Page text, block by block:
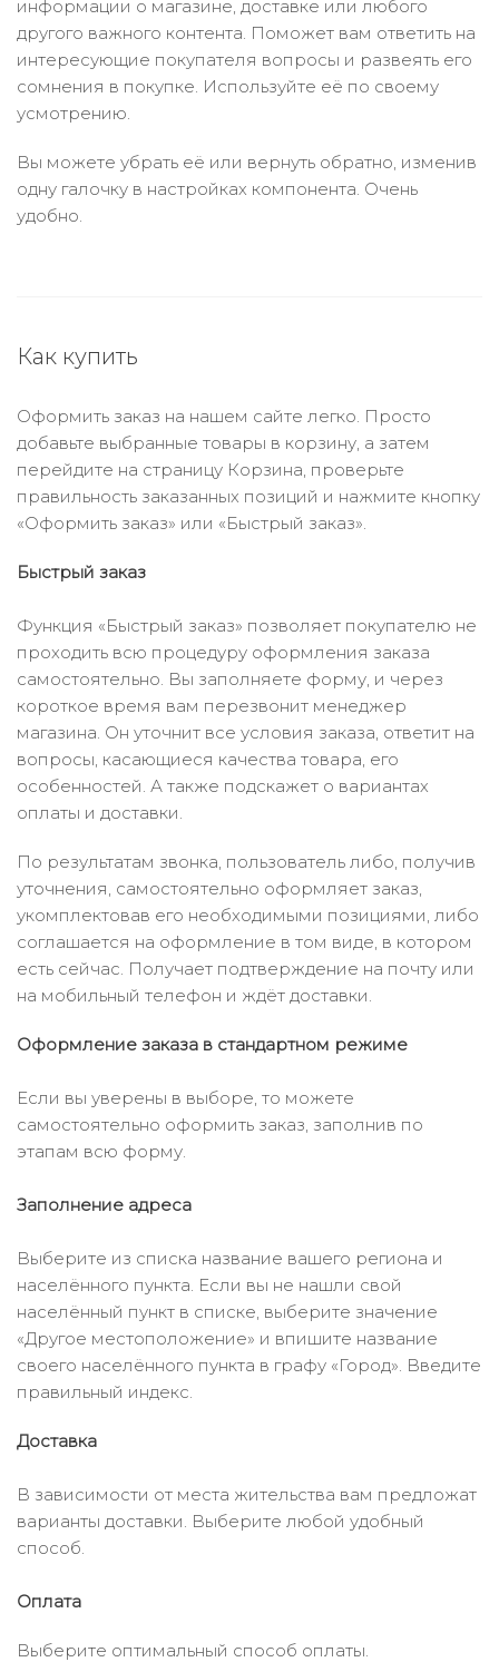
информации о магазине, доставке или любого
другого важного контента. Поможет вам ответить на
интересующие покупателя вопросы и развеять его
сомнения в покупке. Используйте её по своему
усмотрению.
Вы можете убрать её или вернуть обратно, изменив
одну галочку в настройках компонента. Очень
удобно.
Как купить
Оформить заказ на нашем сайте легко. Просто
добавьте выбранные товары в корзину, а затем
перейдите на страницу Корзина, проверьте
правильность заказанных позиций и нажмите кнопку
«Оформить заказ» или «Быстрый заказ».
Быстрый заказ
Функция «Быстрый заказ» позволяет покупателю не
проходить всю процедуру оформления заказа
самостоятельно. Вы заполняете форму, и через
короткое время вам перезвонит менеджер
магазина. Он уточнит все условия заказа, ответит на
вопросы, касающиеся качества товара, его
особенностей. А также подскажет о вариантах
оплаты и доставки.
По результатам звонка, пользователь либо, получив
уточнения, самостоятельно оформляет заказ,
укомплектовав его необходимыми позициями, либо
соглашается на оформление в том виде, в котором
есть сейчас. Получает подтверждение на почту или
на мобильный телефон и ждёт доставки.
Оформление заказа в стандартном режиме
Если вы уверены в выборе, то можете
самостоятельно оформить заказ, заполнив по
этапам всю форму.
Заполнение адреса
Выберите из списка название вашего региона и
населённого пункта. Если вы не нашли свой
населённый пункт в списке, выберите значение
«Другое местоположение» и впишите название
своего населённого пункта в графу «Город». Введите
правильный индекс.
Доставка
В зависимости от места жительства вам предложат
варианты доставки. Выберите любой удобный
способ.
Оплата
Выберите оптимальный способ оплаты.